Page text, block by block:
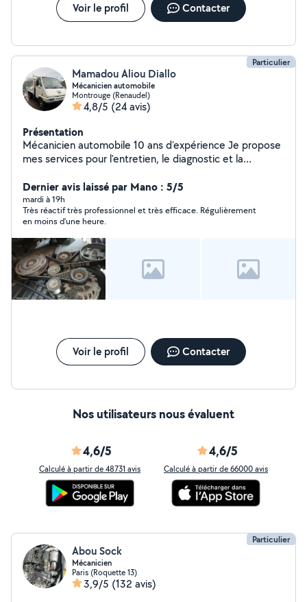
Voir le profil Contacter
Particulier
Mamadou Aliou Diallo
Mécanicien automobile
Montrouge (Renaudel)
4,8/5 (24 avis)
Présentation
Mécanicien automobile 10 ans d'expérience Je propose
mes services pour l'entretien, le diagnostic et la
confondues. Prestations proposées : Diagnostic
complet Vidange & entretien régulier Freins
(plaquettes, disques) Amortisseurs / suspension
Échappement Batterie & alternateur Courroie de
distribution Recherche de pannes Pré-contrôle
technique Déplacement possible selon localisation
Pourquoi me choisir ? 10 ans d'expérience dans la
mécanique automobile Travail soigné, rapide et sérieux
Prix compétitifs Conseils personnalisés Satisfaction
Dernier avis laissé par Mano : 5/5
mardi à 19h
Très réactif très professionnel et très efficace. Régulièrement
en moins d’une heure.
Voir le profil Contacter
Nos utilisateurs nous évaluent
4,6/5
Calculé à partir de 48731 avis
4,6/5
Calculé à partir de 66000 avis
Particulier
Abou Sock
Mécanicien
Paris (Roquette 13)
3,9/5 (132 avis)